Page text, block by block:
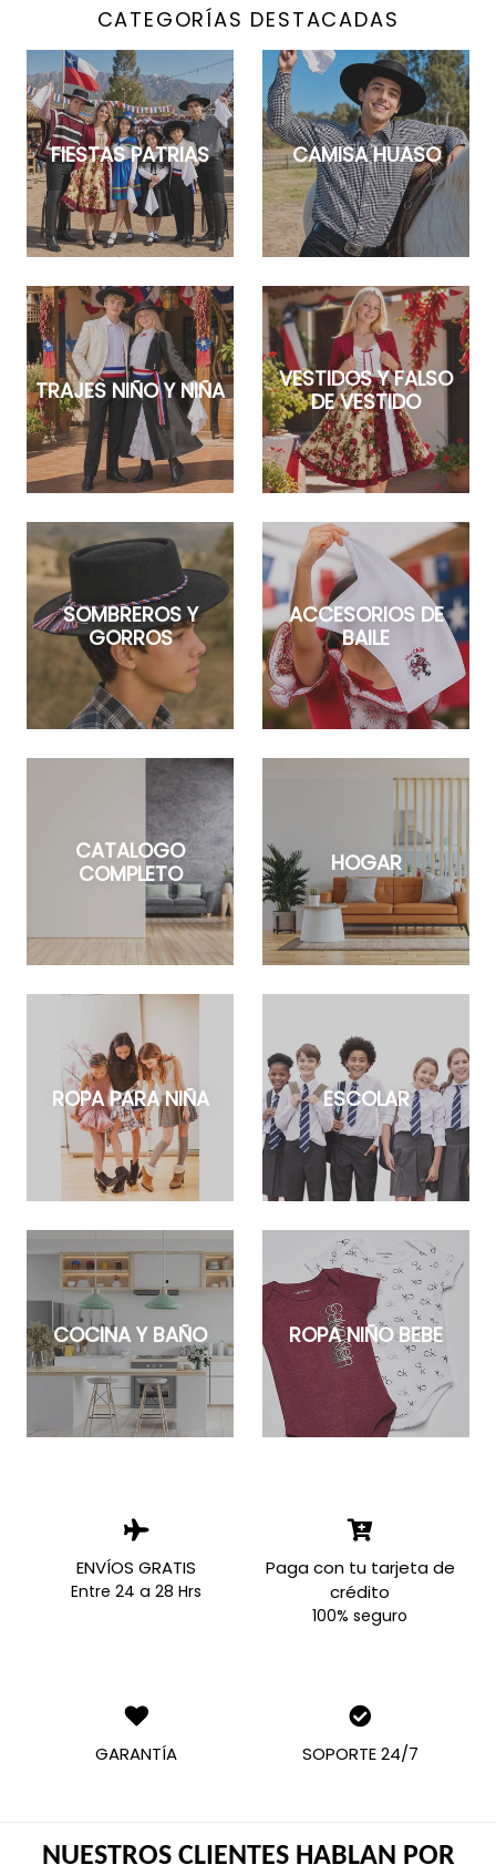
CATEGORÍAS DESTACADAS
FIESTAS PATRIAS CAMISA HUASO
TRAJES NIÑO Y NIÑA
VESTIDOS Y FALSO
DE VESTIDO
SOMBREROS Y
GORROS
ACCESORIOS DE
BAILE
CATALOGO
COMPLETO
HOGAR
ROPA PARA NIÑA ESCOLAR
COCINA Y BAÑO ROPA NIÑO BEBE
ENVÍOS GRATIS
Entre 24 a 28 Hrs
Paga con tu tarjeta de
crédito
100% seguro
GARANTÍA SOPORTE 24/7
NUESTROS CLIENTES HABLAN POR